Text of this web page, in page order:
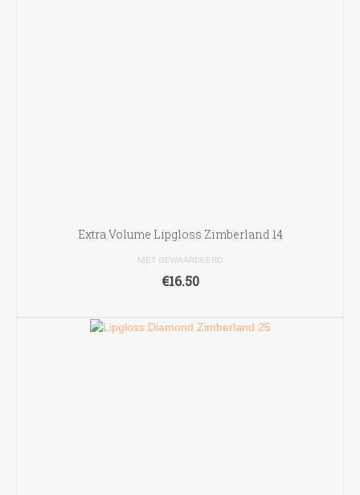
Extra Volume Lipgloss Zimberland 14
NIET GEWAARDEERD
€16.50